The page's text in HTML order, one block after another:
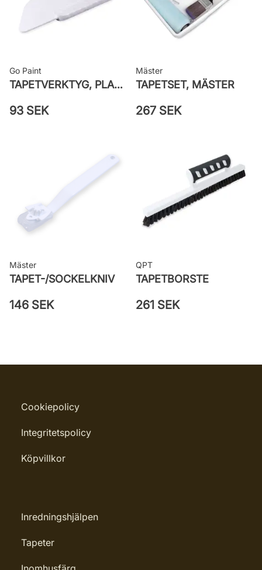
Leverantörens artikelnummer:
SUM001
Go Paint
TAPETVERKTYG, PLAST GO PAINT
93 SEK
Mäster
TAPETSET, MÄSTER
267 SEK
Mäster
TAPET-/SOCKELKNIV
146 SEK
QPT
TAPETBORSTE
261 SEK
Cookiepolicy
Integritetspolicy
Köpvillkor
Inredningshjälpen
Tapeter